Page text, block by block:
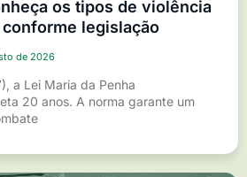
os tipos de violência
legislação
de 2026
a Lei Maria da Penha
20 anos. A norma garante um